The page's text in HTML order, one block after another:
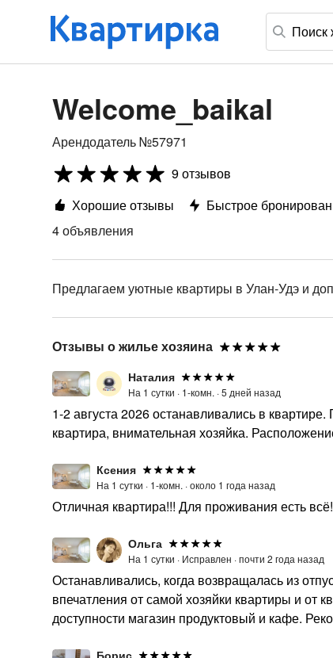
Welcome_baikal
Арендодатель №57971
9 отзывов
Хорошие отзывы
Быстрое
4 объявления
Предлагаем уютные квартиры в Улан-Удэ и
Отзывы о жилье хозяина
Наталия
На 1 сутки · 1-комн. ·5 дней назад
1-2 августа 2026 останавливались в
квартира, внимательная хозяйка.
Ксения
На 1 сутки · 1-комн. ·около 1 года назад
Отличная квартира!!! Для проживания есть
Ольга
На 1 сутки · Исправлен ·почти 2 года назад
Останавливались, когда возвращалась из
впечатления от самой хозяйки квартиры и от
доступности магазин продуктовый и кафе.
Борис